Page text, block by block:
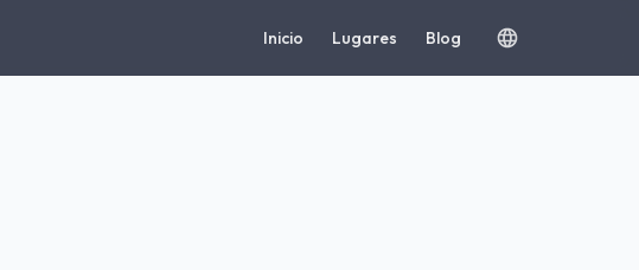
Inicio Lugares Blog